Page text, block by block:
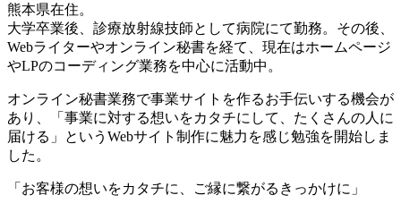
熊本県在住。
大学卒業後、診療放射線技師として病院にて勤務。その後、
Webライターやオンライン秘書を経て、現在はホームページ
やLPのコーディング業務を中心に活動中。
オンライン秘書業務で事業サイトを作るお手伝いする機会が
あり、「事業に対する想いをカタチにして、たくさんの人に
届ける」というWebサイト制作に魅力を感じ勉強を開始しま
した。
「お客様の想いをカタチに、ご縁に繋がるきっかけに」